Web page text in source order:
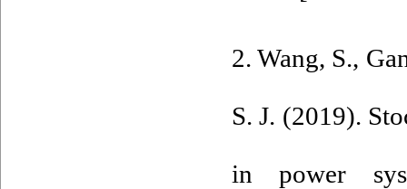
2. Wang, S.,
S. J. (2019).
in power